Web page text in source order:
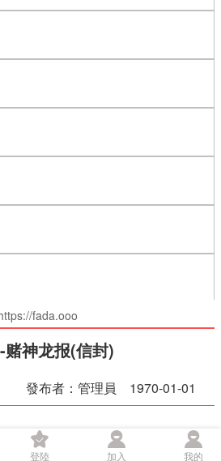
fada.ooo
赌神龙报(信封)
發布者：管理員 1970-01-01
登陸 加入 我的